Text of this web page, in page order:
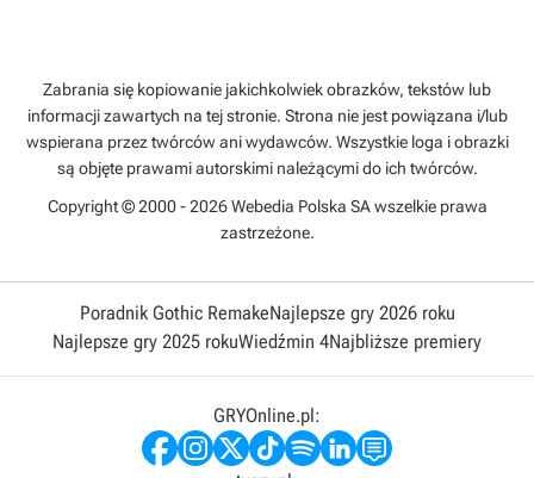
Zabrania się kopiowanie jakichkolwiek obrazków, tekstów lub
informacji zawartych na tej stronie. Strona nie jest powiązana i/lub
wspierana przez twórców ani wydawców. Wszystkie loga i obrazki
są objęte prawami autorskimi należącymi do ich twórców.
Copyright © 2000 - 2026 Webedia Polska SA wszelkie prawa
zastrzeżone.
Poradnik Gothic RemakeNajlepsze gry 2026 roku
Najlepsze gry 2025 rokuWiedźmin 4Najbliższe premiery
GRYOnline.pl: